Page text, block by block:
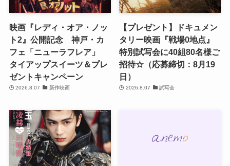
映画『レディ・オア・ノッ
ト2』公開記念 神戸・カ
フェ「ニューラフレア」
タイアップスイーツ＆プレ
ゼントキャンペーン
2026.8.07 新作映画
【プレゼント】ドキュメン
タリー映画『戦場0地点』
特別試写会に40組80名様ご
招待☆（応募締切：8月19
日）
2026.8.07 試写会